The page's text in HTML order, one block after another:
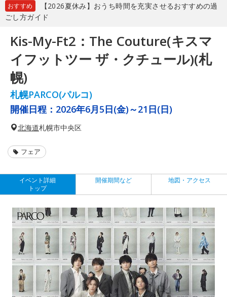
おすすめ
【2026夏休み】おうち時間を充実させるおすすめの過
ごし方ガイド
Kis-My-Ft2：The Couture(キスマ
イフットツー ザ・クチュール)(札
幌)
札幌PARCO(パルコ)
開催日程： 2026年6月5日(金)～21日(日)
北海道札幌市中央区
フェア
イベント詳細
トップ
開催期間など 地図・アクセス